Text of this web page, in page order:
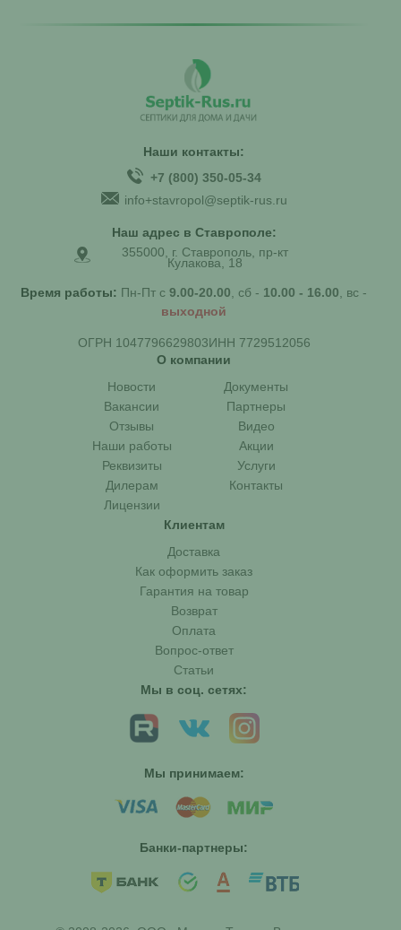
Наши контакты:
+7 (800) 350-05-34
info+stavropol@septik-rus.ru
Наш адрес в Ставрополе:
355000, г. Ставрополь, пр-кт
Кулакова, 18
Время работы: Пн-Пт с 9.00-20.00 , сб - 10.00 - 16.00 , вс -
выходной
ОГРН 1047796629803ИНН 7729512056
О компании
Новости
Документы
Вакансии
Партнеры
Отзывы
Видео
Наши работы
Акции
Реквизиты
Услуги
Дилерам
Контакты
Лицензии
Клиентам
Доставка
Как оформить заказ
Гарантия на товар
Возврат
Оплата
Вопрос-ответ
Статьи
Мы в соц. сетях:
Мы принимаем:
Банки-партнеры: